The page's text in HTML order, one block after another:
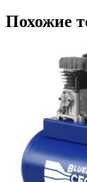
Похожие